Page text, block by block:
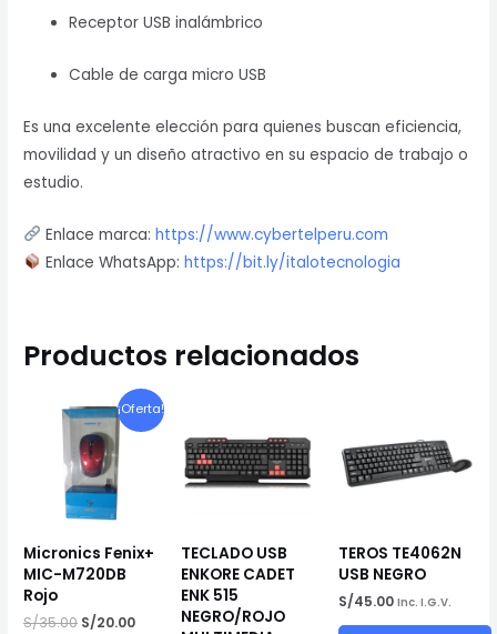
Receptor USB inalámbrico
Cable de carga micro USB
Es una excelente elección para quienes buscan eficiencia,
movilidad y un diseño atractivo en su espacio de trabajo o
estudio.
Enlace marca: https://www.cybertelperu.com
Enlace WhatsApp: https://bit.ly/italotecnologia
Productos relacionados
¡Oferta!
Micronics Fenix+
MIC-M720DB
Rojo
S/35.00 El
S/20.00El
TECLADO USB
ENKORE CADET
ENK 515
NEGRO/ROJO
TEROS TE4062N
USB NEGRO
S/45.00 Inc. I.G.V.